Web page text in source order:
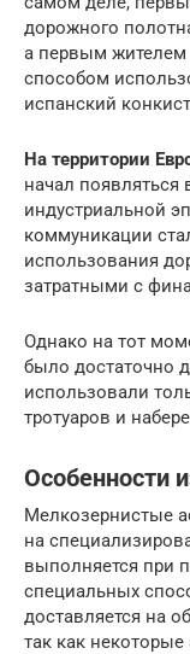
дорожного
а первым жителем
способом
испанский
На территории
начал появляться
индустриальной
коммуникации
использования
затратными с
Однако на тот
было достаточно
использовали
тротуаров и
Особенности
Мелкозернистые
на
выполняется при
специальных
доставляется на
так как